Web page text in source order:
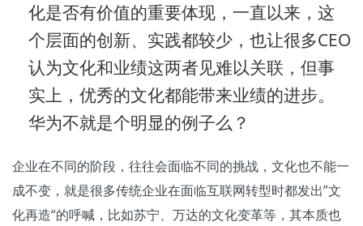
化是否有价值的重要体现，一直以来，这
个层面的创新、实践都较少，也让很多CEO
认为文化和业绩这两者见难以关联，但事
实上，优秀的文化都能带来业绩的进步。
华为不就是个明显的例子么？
企业在不同的阶段，往往会面临不同的挑战，文化也不能一
成不变，就是很多传统企业在面临互联网转型时都发出”文
化再造“的呼喊，比如苏宁、万达的文化变革等，其本质也